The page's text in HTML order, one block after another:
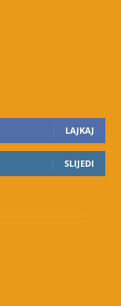
LAJKAJ
SLIJEDI